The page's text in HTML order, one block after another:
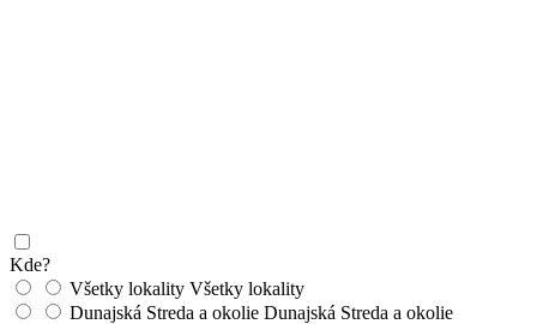
Kde?
Všetky lokality Všetky lokality
Dunajská Streda a okolie Dunajská Streda a okolie